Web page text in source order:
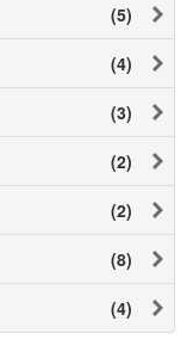
(5)
(4)
(3)
(2)
(2)
(8)
(4)